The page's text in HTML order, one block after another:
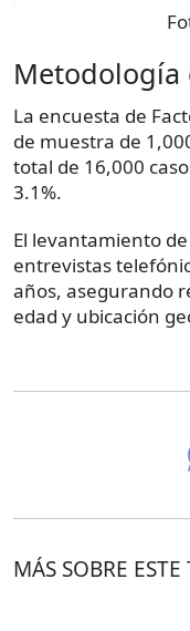
Metodología
La encuesta de
de muestra de
total de 16,000
3.1%.
El levantamiento
entrevistas
años, asegurando
edad y ubicación
MÁS SOBRE